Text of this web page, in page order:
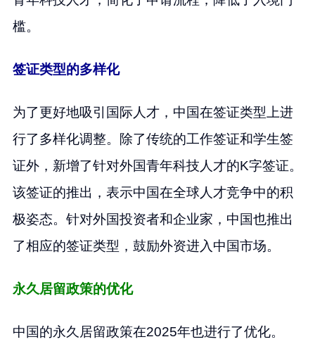
槛。
签证类型的多样化
为了更好地吸引国际人才，中国在签证类型上进
行了多样化调整。除了传统的工作签证和学生签
证外，新增了针对外国青年科技人才的K字签证。
该签证的推出，表示中国在全球人才竞争中的积
极姿态。针对外国投资者和企业家，中国也推出
了相应的签证类型，鼓励外资进入中国市场。
永久居留政策的优化
中国的永久居留政策在2025年也进行了优化。